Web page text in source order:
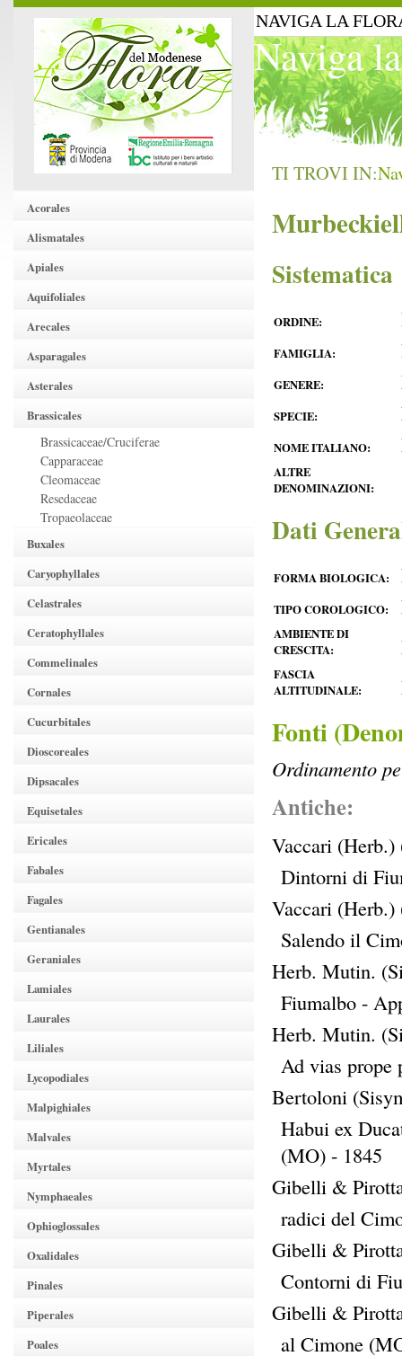
Acorales
Alismatales
Apiales
Aquifoliales
Arecales
Asparagales
Asterales
Brassicales
Brassicaceae/Cruciferae
Capparaceae
Cleomaceae
Resedaceae
Tropaeolaceae
Buxales
Caryophyllales
Celastrales
Ceratophyllales
Commelinales
Cornales
Cucurbitales
Dioscoreales
Dipsacales
Equisetales
Ericales
Fabales
Fagales
Gentianales
Geraniales
Lamiales
Laurales
Liliales
Lycopodiales
Malpighiales
Malvales
Myrtales
Nymphaeales
Ophioglossales
Oxalidales
Pinales
Piperales
Poales
NAVIGA LA
Naviga
TI TROVI IN:
Sistematica
ORDINE:
FAMIGLIA:
GENERE:
SPECIE:
NOME ITALIANO:
ALTRE
DENOMINAZIONI:
Dati
FORMA BIOLOGICA:
TIPO COROLOGICO:
AMBIENTE DI
CRESCITA:
FASCIA
ALTITUDINALE:
Fonti
Ordinamento
Antiche:
Vaccari
Dintorni di
Vaccari
Salendo il
Herb. Mutin.
Fiumalbo -
Herb. Mutin.
Ad vias prope
Bertoloni
Habui ex
(MO) - 1845
Gibelli &
radici del
Gibelli &
Contorni di
Gibelli &
al Cimone